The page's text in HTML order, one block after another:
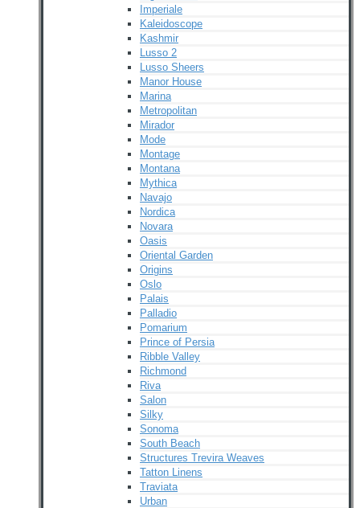
Imperiale
Kaleidoscope
Kashmir
Lusso 2
Lusso Sheers
Manor House
Marina
Metropolitan
Mirador
Mode
Montage
Montana
Mythica
Navajo
Nordica
Novara
Oasis
Oriental Garden
Origins
Oslo
Palais
Palladio
Pomarium
Prince of Persia
Ribble Valley
Richmond
Riva
Salon
Silky
Sonoma
South Beach
Structures Trevira Weaves
Tatton Linens
Traviata
Urban